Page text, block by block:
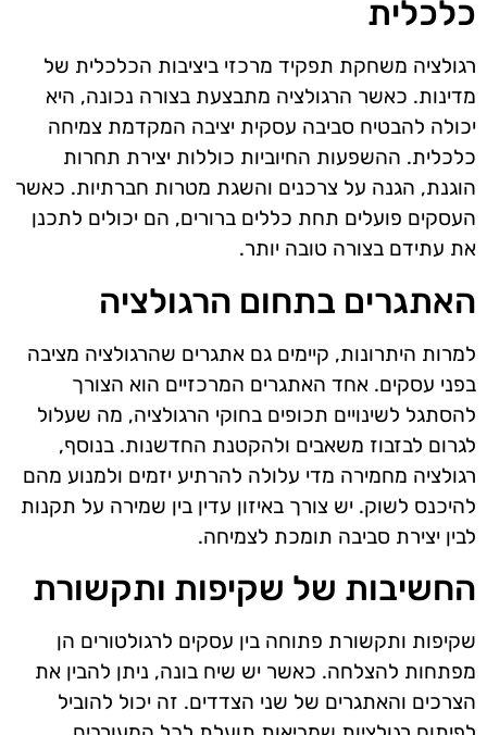
כלכלית
רגולציה משחקת תפקיד מרכזי ביציבות הכלכלית של
מדינות. כאשר הרגולציה מתבצעת בצורה נכונה, היא
יכולה להבטיח סביבה עסקית יציבה המקדמת צמיחה
כלכלית. ההשפעות החיוביות כוללות יצירת תחרות
הוגנת, הגנה על צרכנים והשגת מטרות חברתיות. כאשר
העסקים פועלים תחת כללים ברורים, הם יכולים לתכנן
את עתידם בצורה טובה יותר.
האתגרים בתחום הרגולציה
למרות היתרונות, קיימים גם אתגרים שהרגולציה מציבה
בפני עסקים. אחד האתגרים המרכזיים הוא הצורך
להסתגל לשינויים תכופים בחוקי הרגולציה, מה שעלול
לגרום לבזבוז משאבים ולהקטנת החדשנות. בנוסף,
רגולציה מחמירה מדי עלולה להרתיע יזמים ולמנוע מהם
להיכנס לשוק. יש צורך באיזון עדין בין שמירה על תקנות
לבין יצירת סביבה תומכת לצמיחה.
החשיבות של שקיפות ותקשורת
שקיפות ותקשורת פתוחה בין עסקים לרגולטורים הן
מפתחות להצלחה. כאשר יש שיח בונה, ניתן להבין את
הצרכים והאתגרים של שני הצדדים. זה יכול להוביל